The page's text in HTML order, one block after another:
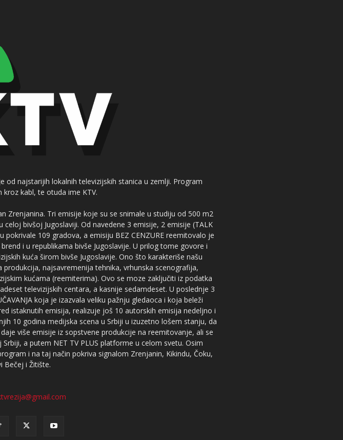
od najstarijih lokalnih televizijskih stanica u zemlji. Program
kabl, te otuda ime KTV.
Zrenjanina. Tri emisije koje su se snimale u studiju od 500 m2
bivšoj Jugoslaviji. Od navedene 3 emisije, 2 emisije (TALK
109 gradova, a emisiju BEZ CENZURE reemitovalo je
i u republikama bivše Jugoslavije. U prilog tome govore i
kuća širom bivše Jugoslavije. Ono što karakteriše našu
najsavremenija tehnika, vrhunska scenografija,
kućama (reemiterima). Ovo se moze zaključiti iz podatka
televizijskih centara, a kasnije sedamdeset. U poslednje 3
koja je izazvala veliku pažnju gledaoca i koja beleži
istaknutih emisija, realizuje još 10 autorskih emisija nedeljno i
10 godina medijska scena u Srbiji u izuzetno lošem stanju, da
više emisije iz sopstvene produkcije na reemitovanje, ali se
a putem NET TV PLUS platforme u celom svetu. Osim
i na taj način pokriva signalom Zrenjanin, Kikindu, Čoku,
Bečej i Žitište.